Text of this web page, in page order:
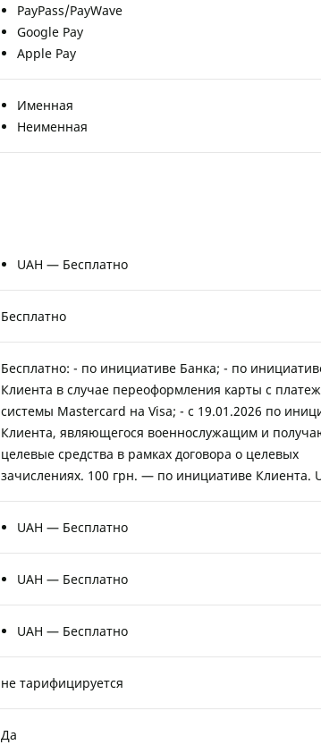
PayPass/PayWave
Google Pay
Apple Pay
Именная
Неименная
UAH — Бесплатно
Бесплатно
Бесплатно: - по инициативе Банка; - по
Клиента в случае переоформления карты с
системы Mastercard на Visa; - с 19.01.2026 по
Клиента, являющегося военнослужащим и
целевые средства в рамках договора о целевых
зачислениях. 100 грн. — по инициативе Клиента.
UAH — Бесплатно
UAH — Бесплатно
UAH — Бесплатно
не тарифицируется
Да